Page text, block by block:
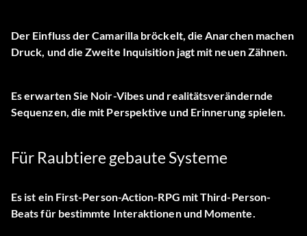
Der Einfluss der Camarilla bröckelt, die Anarchen machen
Druck, und die Zweite Inquisition jagt mit neuen Zähnen.
Es erwarten Sie Noir-Vibes und realitätsverändernde
Sequenzen, die mit Perspektive und Erinnerung spielen.
Für Raubtiere gebaute Systeme
Es ist ein First-Person-Action-RPG mit Third-Person-
Beats für bestimmte Interaktionen und Momente.